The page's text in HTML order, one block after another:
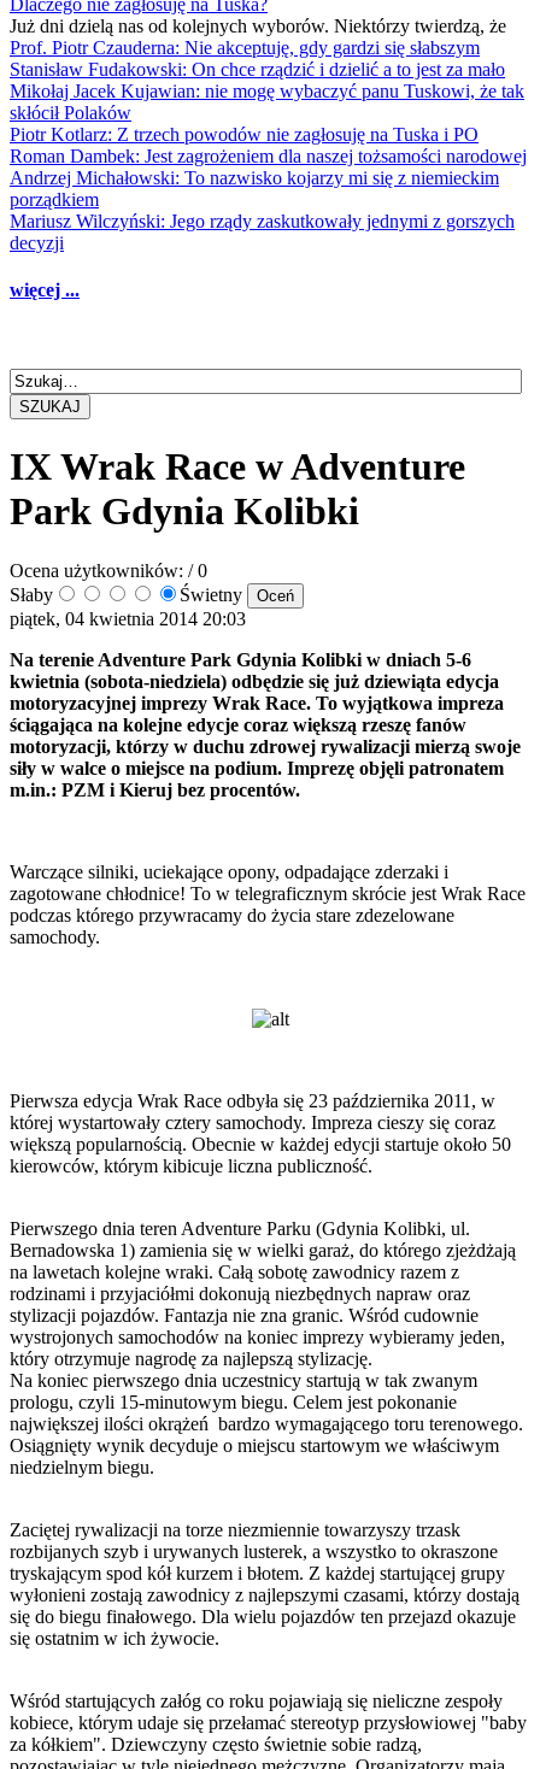
Dlaczego nie zagłosuję na Tuska?
Już dni dzielą nas od kolejnych wyborów. Niektórzy twierdzą, że
Prof. Piotr Czauderna: Nie akceptuję, gdy gardzi się słabszym
Stanisław Fudakowski: On chce rządzić i dzielić a to jest za mało
Mikołaj Jacek Kujawian: nie mogę wybaczyć panu Tuskowi, że tak
skłócił Polaków
Piotr Kotlarz: Z trzech powodów nie zagłosuję na Tuska i PO
Roman Dambek: Jest zagrożeniem dla naszej tożsamości narodowej
Andrzej Michałowski: To nazwisko kojarzy mi się z niemieckim
porządkiem
Mariusz Wilczyński: Jego rządy zaskutkowały jednymi z gorszych
decyzji
więcej ...
SZUKAJ
IX Wrak Race w Adventure
Park Gdynia Kolibki
Ocena użytkowników: / 0
Słaby
Świetny
piątek, 04 kwietnia 2014 20:03
Na terenie Adventure Park Gdynia Kolibki w dniach 5-6
kwietnia (sobota-niedziela) odbędzie się już dziewiąta edycja
motoryzacyjnej imprezy Wrak Race. To wyjątkowa impreza
ściągająca na kolejne edycje coraz większą rzeszę fanów
motoryzacji, którzy w duchu zdrowej rywalizacji mierzą swoje
siły w walce o miejsce na podium. Imprezę objęli patronatem
m.in.: PZM i Kieruj bez procentów.
Warczące silniki, uciekające opony, odpadające zderzaki i
zagotowane chłodnice! To w telegraficznym skrócie jest Wrak Race
podczas którego przywracamy do życia stare zdezelowane
samochody.
Pierwsza edycja Wrak Race odbyła się 23 października 2011, w
której wystartowały cztery samochody. Impreza cieszy się coraz
większą popularnością. Obecnie w każdej edycji startuje około 50
kierowców, którym kibicuje liczna publiczność.
Pierwszego dnia teren Adventure Parku (Gdynia Kolibki, ul.
Bernadowska 1) zamienia się w wielki garaż, do którego zjeżdżają
na lawetach kolejne wraki. Całą sobotę zawodnicy razem z
rodzinami i przyjaciółmi dokonują niezbędnych napraw oraz
stylizacji pojazdów. Fantazja nie zna granic. Wśród cudownie
wystrojonych samochodów na koniec imprezy wybieramy jeden,
który otrzymuje nagrodę za najlepszą stylizację.
Na koniec pierwszego dnia uczestnicy startują w tak zwanym
prologu, czyli 15-minutowym biegu. Celem jest pokonanie
największej ilości okrążeń bardzo wymagającego toru terenowego.
Osiągnięty wynik decyduje o miejscu startowym we właściwym
niedzielnym biegu.
Zaciętej rywalizacji na torze niezmiennie towarzyszy trzask
rozbijanych szyb i urywanych lusterek, a wszystko to okraszone
tryskającym spod kół kurzem i błotem. Z każdej startującej grupy
wyłonieni zostają zawodnicy z najlepszymi czasami, którzy dostają
się do biegu finałowego. Dla wielu pojazdów ten przejazd okazuje
się ostatnim w ich żywocie.
Wśród startujących załóg co roku pojawiają się nieliczne zespoły
kobiece, którym udaje się przełamać stereotyp przysłowiowej "baby
za kółkiem". Dziewczyny często świetnie sobie radzą,